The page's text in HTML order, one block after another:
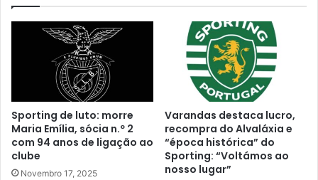
Sporting de luto: morre
Maria Emília, sócia n.º 2
com 94 anos de ligação ao
clube
Novembro 17, 2025
Varandas destaca lucro,
recompra do Alvaláxia e
“época histórica” do
Sporting: “Voltámos ao
nosso lugar”